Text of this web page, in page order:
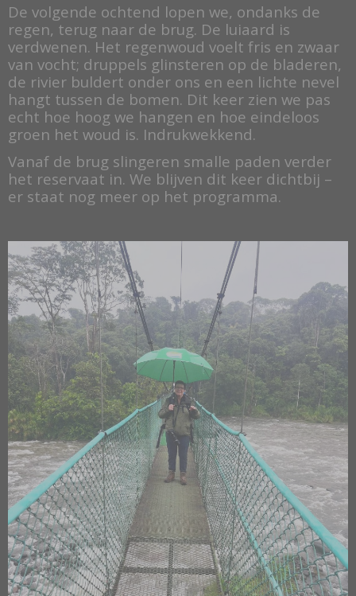
De volgende ochtend lopen we, ondanks de
regen, terug naar de brug. De luiaard is
verdwenen. Het regenwoud voelt fris en zwaar
van vocht; druppels glinsteren op de bladeren,
de rivier buldert onder ons en een lichte nevel
hangt tussen de bomen. Dit keer zien we pas
echt hoe hoog we hangen en hoe eindeloos
groen het woud is. Indrukwekkend.
Vanaf de brug slingeren smalle paden verder
het reservaat in. We blijven dit keer dichtbij –
er staat nog meer op het programma.